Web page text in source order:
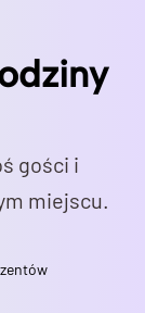
gości i
miejscu.